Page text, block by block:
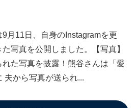
月11日、自身のInstagramを更
写真を公開しました。【写真】
た写真を披露！熊谷さんは「愛
夫から写真が送られ...